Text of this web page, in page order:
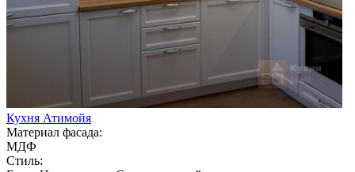
Кухня Атимойя
Материал фасада:
МДФ
Стиль: